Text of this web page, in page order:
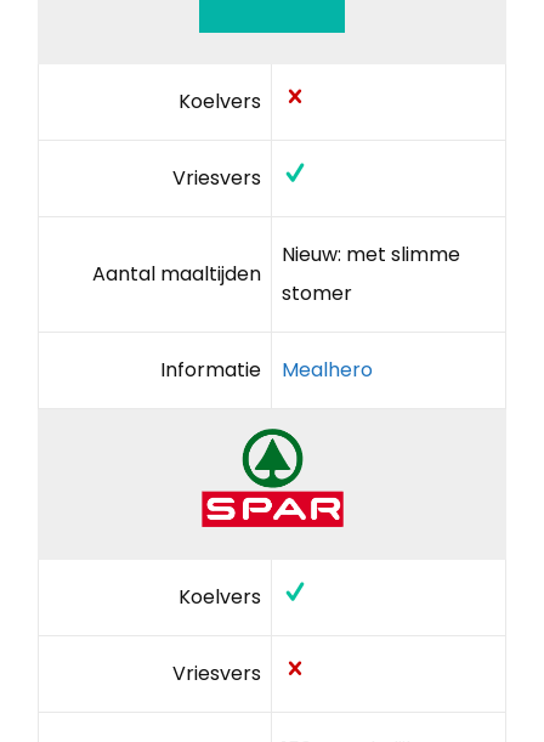
Koelvers
Vriesvers
Aantal maaltijden
Nieuw: met slimme
stomer
Informatie Mealhero
Koelvers
Vriesvers